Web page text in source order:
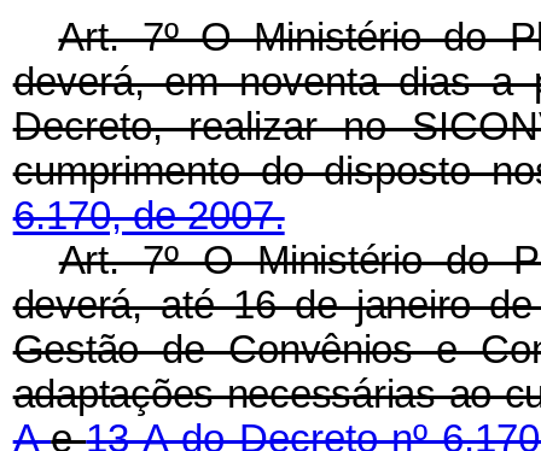
Art. 7º O Ministério do
deverá, em noventa dias a
Decreto, realizar no
cumprimento do disposto
6.170, de 2007.
Art. 7º O Ministério do
deverá, até 16 de janeiro
Gestão de Convênios e
adaptações necessárias ao
Ae13-A do Decreto nº